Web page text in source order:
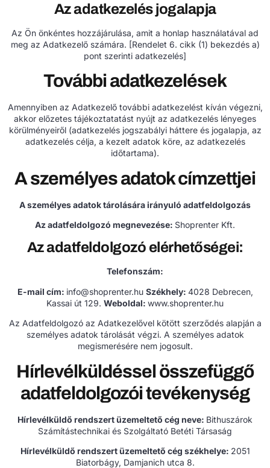
Az adatkezelés jogalapja
Az Ön önkéntes hozzájárulása, amit a honlap használatával ad
meg az Adatkezelő számára. [Rendelet 6. cikk (1) bekezdés a)
pont szerinti adatkezelés]
További adatkezelések
Amennyiben az Adatkezelő további adatkezelést kíván végezni,
akkor előzetes tájékoztatatást nyújt az adatkezelés lényeges
körülményeiről (adatkezelés jogszabályi háttere és jogalapja, az
adatkezelés célja, a kezelt adatok köre, az adatkezelés
időtartama).
A személyes adatok címzettjei
A személyes adatok tárolására irányuló adatfeldolgozás
Az adatfeldolgozó megnevezése: Shoprenter Kft.
Az adatfeldolgozó elérhetőségei:
Telefonszám:
E-mail cím: info@shoprenter.hu Székhely: 4028 Debrecen,
Kassai út 129. Weboldal: www.shoprenter.hu
Az Adatfeldolgozó az Adatkezelővel kötött szerződés alapján a
személyes adatok tárolását végzi. A személyes adatok
megismerésére nem jogosult.
Hírlevélküldéssel összefüggő
adatfeldolgozói tevékenység
Hírlevélküldő rendszert üzemeltető cég neve: Bithuszárok
Számítástechnikai és Szolgáltató Betéti Társaság
Hírlevélküldő rendszert üzemeltető cég székhelye: 2051
Biatorbágy, Damjanich utca 8.